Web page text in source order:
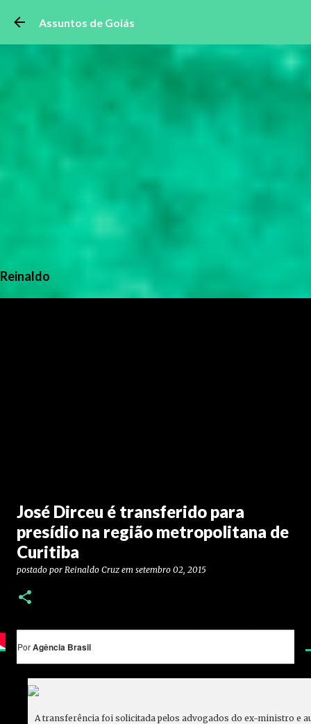
Assuntos de Goiás
Reinaldo
José Dirceu é transferido para
presídio na região metropolitana de
Curitiba
postado por Reinaldo Cruz em setembro 02, 2015
PorAgência Brasil
A transferência foi solicitada pelos advogados do ex-ministro e